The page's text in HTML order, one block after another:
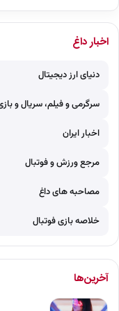
اخبار داغ
دنیای ارز دیجیتال
سرگرمی و فیلم، سریال و
اخبار ایران
مرجع ورزش و فوتبال
مصاحبه های داغ
خلاصه بازی فوتبال
آخرین‌ها